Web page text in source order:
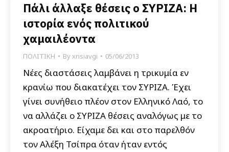
Πάλι άλλαξε θέσεις ο ΣΥΡΙΖΑ: Η
ιστορία ενός πολιτικού
χαμαιλέοντα
ΠΟΛΙΤΙΚΗ Byxrisiavgi 05/06/2013
Νέες διαστάσεις λαμβάνει η τρικυμία εν
κρανίω που διακατέχει τον ΣΥΡΙΖΑ. Έχει
γίνει συνήθειο πλέον στον Ελληνικό Λαό, το
να αλλάζει ο ΣΥΡΙΖΑ θέσεις αναλόγως με το
ακροατήριο. Είχαμε δει και στο παρελθόν
τον Αλέξη Τσίπρα όταν ήταν εντός